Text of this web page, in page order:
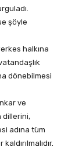
şöyle
halkına
dönebilmesi
ve
dillerini,
adına tüm